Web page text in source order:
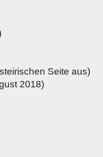
Seite aus)
2018)